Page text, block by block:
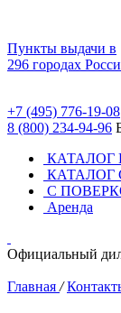
Пункты выдачи в
296 городах
+7 (495) 776-19-08
8 (800) 234-94-96
КАТАЛОГ
КАТАЛОГ
С
Аренда
Официальный
Главная /